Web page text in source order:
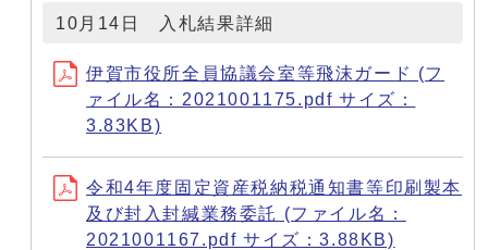
10月14日 入札結果詳細
伊賀市役所全員協議会室等飛沫ガード (フ
ァイル名：2021001175.pdf サイズ：
3.83KB)
令和4年度固定資産税納税通知書等印刷製本
及び封入封緘業務委託 (ファイル名：
2021001167.pdf サイズ：3.88KB)